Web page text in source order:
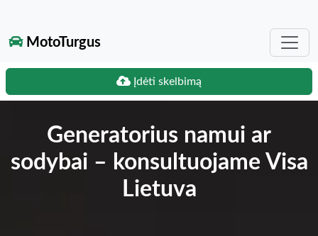
MotoTurgus
Įdėti skelbimą
Generatorius namui ar
sodybai – konsultuojame Visa
Lietuva